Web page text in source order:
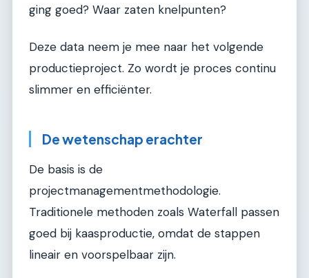
ging goed? Waar zaten knelpunten?
Deze data neem je mee naar het volgende
productieproject. Zo wordt je proces continu
slimmer en efficiënter.
De wetenschap erachter
De basis is de
projectmanagementmethodologie.
Traditionele methoden zoals Waterfall passen
goed bij kaasproductie, omdat de stappen
lineair en voorspelbaar zijn.